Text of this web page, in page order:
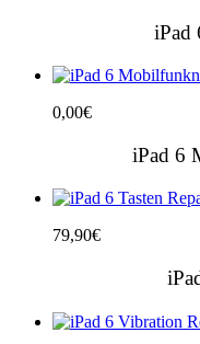
iPad
0,00€
iPad 6
79,90€